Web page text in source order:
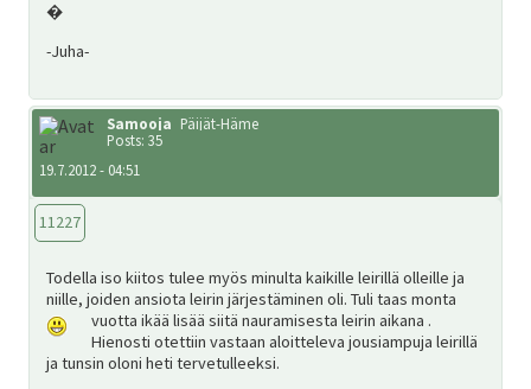
�
-Juha-
Samooja Päijät-Häme
Posts: 35
19.7.2012 - 04:51
11227
Todella iso kiitos tulee myös minulta kaikille leirillä olleille ja
niille, joiden ansiota leirin järjestäminen oli. Tuli taas monta
vuotta ikää lisää siitä nauramisesta leirin aikana .
Hienosti otettiin vastaan aloitteleva jousiampuja leirillä
ja tunsin oloni heti tervetulleeksi.